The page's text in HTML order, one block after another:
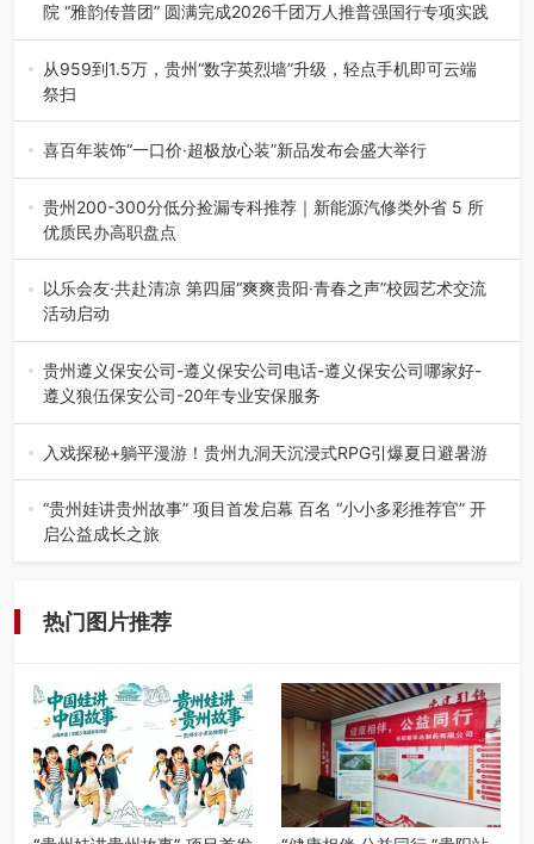
院 “雅韵传普团” 圆满完成2026千团万人推普强国行专项实践
为扎实推进2026“千团万人推普强国行”大学生暑期社会实
践，牢牢紧扣 “雅韵传普…
从959到1.5万，贵州“数字英烈墙”升级，轻点手机即可云端
祭扫
八一建军节到来之际，由贵州省退役军人事务厅指导，贵阳
市退役军人事务局联合贵州广电…
喜百年装饰“一口价·超极放心装”新品发布会盛大举行
2026年7月31日，喜百年装饰“一口价·超极放心装”新品发布
会在贵阳隆重举行。…
贵州200-300分低分捡漏专科推荐｜新能源汽修类外省 5 所
优质民办高职盘点
在贵州省高考志愿填报体系中，200至300分数段考生可选择
的省内工科、新能源汽车…
以乐会友·共赴清凉 第四届“爽爽贵阳·青春之声”校园艺术交流
活动启动
七月的贵阳，清风送爽，第四届“爽爽贵阳·青春之声”校园管
弦乐（合唱）艺术交流活动…
贵州遵义保安公司-遵义保安公司电话-遵义保安公司哪家好-
遵义狼伍保安公司-20年专业安保服务
在遵义，不管是企业园区运营、小区物业管理、建筑工地施
工、商业商场经营，还是举办各…
入戏探秘+躺平漫游！贵州九洞天沉浸式RPG引爆夏日避暑游
入伏后的贵州，清凉依旧。而在毕节深处的九洞天景区，贵
州首个水上喀斯特沉浸式RPG…
“贵州娃讲贵州故事” 项目首发启幕 百名 “小小多彩推荐官” 开
启公益成长之旅
热门图片推荐